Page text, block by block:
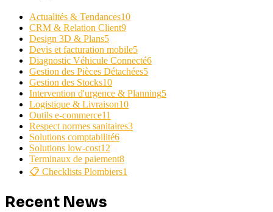
Actualités & Tendances10
CRM & Relation Client9
Design 3D & Plans5
Devis et facturation mobile5
Diagnostic Véhicule Connecté6
Gestion des Pièces Détachées5
Gestion des Stocks10
Intervention d'urgence & Planning5
Logistique & Livraison10
Outils e-commerce11
Respect normes sanitaires3
Solutions comptabilité6
Solutions low-cost12
Terminaux de paiement8
📋 Checklists Plombiers1
Recent News